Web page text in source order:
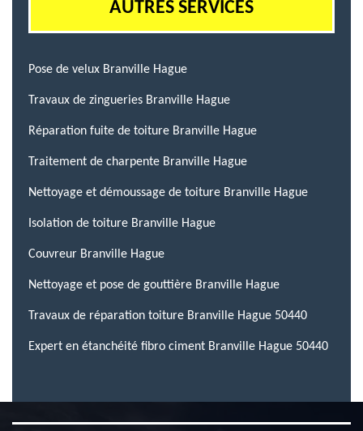
AUTRES SERVICES
Pose de velux Branville Hague
Travaux de zingueries Branville Hague
Réparation fuite de toiture Branville Hague
Traitement de charpente Branville Hague
Nettoyage et démoussage de toiture Branville Hague
Isolation de toiture Branville Hague
Couvreur Branville Hague
Nettoyage et pose de gouttière Branville Hague
Travaux de réparation toiture Branville Hague 50440
Expert en étanchéité fibro ciment Branville Hague 50440